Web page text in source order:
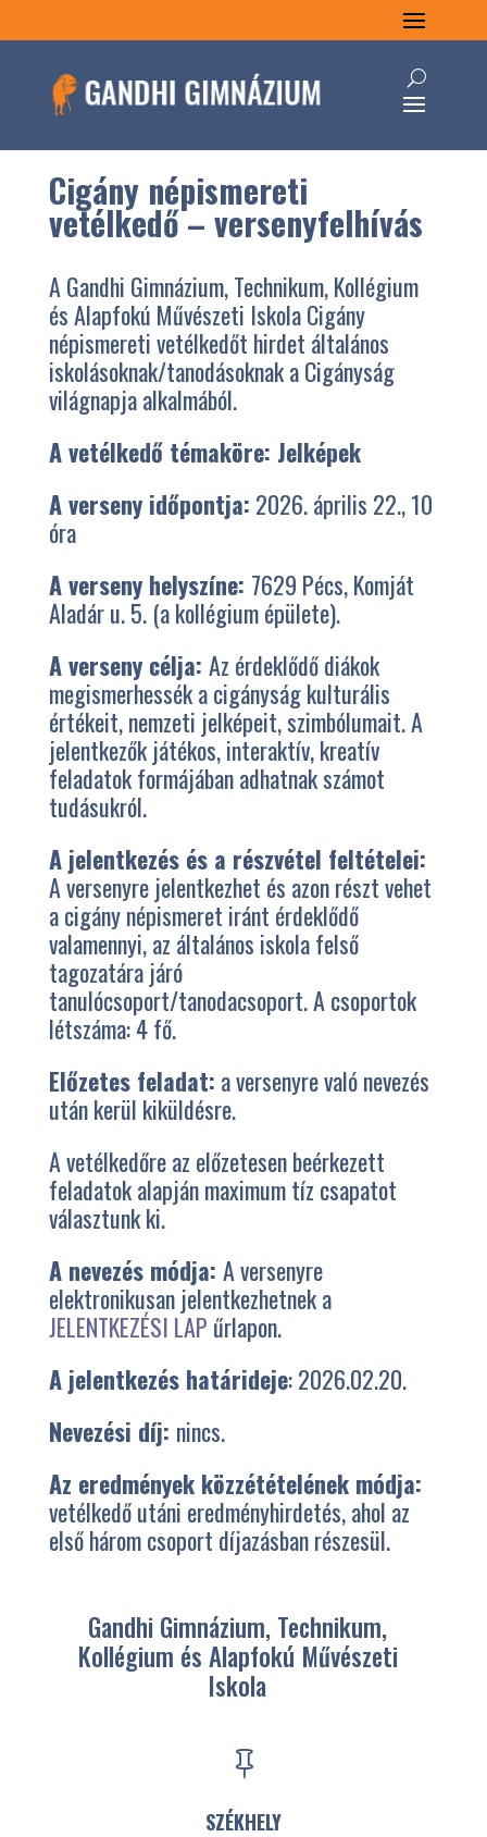
Cigány népismereti
vetélkedő – versenyfelhívás
A Gandhi Gimnázium, Technikum, Kollégium
és Alapfokú Művészeti Iskola Cigány
népismereti vetélkedőt hirdet általános
iskolásoknak/tanodásoknak a Cigányság
világnapja alkalmából.
A vetélkedő témaköre: Jelképek
A verseny időpontja: 2026. április 22., 10
óra
A verseny helyszíne: 7629 Pécs, Komját
Aladár u. 5. (a kollégium épülete).
A verseny célja: Az érdeklődő diákok
megismerhessék a cigányság kulturális
értékeit, nemzeti jelképeit, szimbólumait. A
jelentkezők játékos, interaktív, kreatív
feladatok formájában adhatnak számot
tudásukról.
A jelentkezés és a részvétel feltételei:
A versenyre jelentkezhet és azon részt vehet
a cigány népismeret iránt érdeklődő
valamennyi, az általános iskola felső
tagozatára járó
tanulócsoport/tanodacsoport. A csoportok
létszáma: 4 fő.
Előzetes feladat: a versenyre való nevezés
után kerül kiküldésre.
A vetélkedőre az előzetesen beérkezett
feladatok alapján maximum tíz csapatot
választunk ki.
A nevezés módja: A versenyre
elektronikusan jelentkezhetnek a
JELENTKEZÉSI LAP űrlapon.
A jelentkezés határideje: 2026.02.20.
Nevezési díj: nincs.
Az eredmények közzétételének módja:
vetélkedő utáni eredményhirdetés, ahol az
első három csoport díjazásban részesül.
Gandhi Gimnázium, Technikum,
Kollégium és Alapfokú Művészeti
Iskola

SZÉKHELY